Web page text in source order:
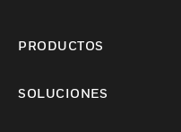
PRODUCTOS
SOLUCIONES